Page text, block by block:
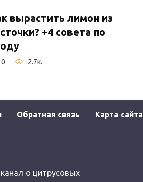
вырастить лимон из
+4 совета по
0 2.7к.
лимон —
Обратная связь Карта сайта
о цитрусовых